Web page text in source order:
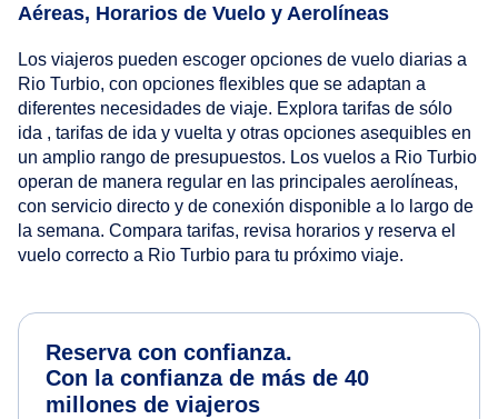
Aéreas, Horarios de Vuelo y Aerolíneas
Los viajeros pueden escoger opciones de vuelo diarias a
Rio Turbio, con opciones flexibles que se adaptan a
diferentes necesidades de viaje. Explora tarifas de sólo
ida , tarifas de ida y vuelta y otras opciones asequibles en
un amplio rango de presupuestos. Los vuelos a Rio Turbio
operan de manera regular en las principales aerolíneas,
con servicio directo y de conexión disponible a lo largo de
la semana. Compara tarifas, revisa horarios y reserva el
vuelo correcto a Rio Turbio para tu próximo viaje.
Reserva con confianza.
Con la confianza de más de 40
millones de viajeros